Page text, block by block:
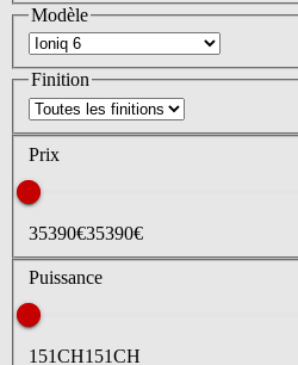
Modèle
Finition
Prix
35390€35390€
Puissance
151CH151CH